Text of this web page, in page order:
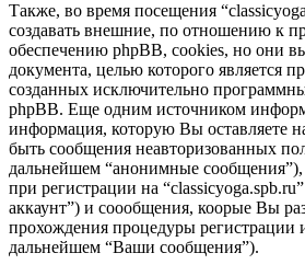
Также, во время посещения
создавать внешние, по отношению к
обеспечению phpBB, cookies, но они
документа, целью которого является
созданных исключительно
phpBB. Еще одним источником
информация, которую Вы оставляете
быть сообщения неавторизованных
дальнейшем “анонимные
при регистрации на
аккаунт”) и соообщения, коорые Вы
прохождения процедуры регистрации
дальнейшем “Ваши сообщения”).